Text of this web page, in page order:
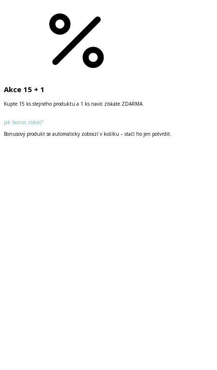
Akce 15 + 1
Kupte 15 ks stejného produktu a 1 ks navíc získáte ZDARMA.
Jak bonus získat?
Bonusový produkt se automaticky zobrazí v košíku – stačí ho jen potvrdit.